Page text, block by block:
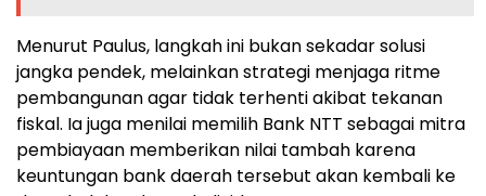
Menurut Paulus, langkah ini bukan sekadar solusi
jangka pendek, melainkan strategi menjaga ritme
pembangunan agar tidak terhenti akibat tekanan
fiskal. Ia juga menilai memilih Bank NTT sebagai mitra
pembiayaan memberikan nilai tambah karena
keuntungan bank daerah tersebut akan kembali ke